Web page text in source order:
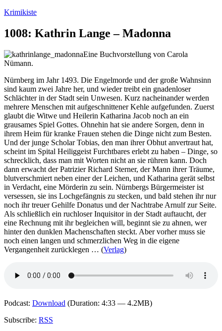
Zum
springen
Krimikiste
1008: Kathrin Lange – Madonna
Eine Buchvorstellung von Carola
Nümann.
Nürnberg im Jahr 1493. Die Engelmorde und der große Wahnsinn
sind kaum zwei Jahre her, und wieder treibt ein gnadenloser
Schlächter in der Stadt sein Unwesen. Kurz nacheinander werden
mehrere Menschen mit aufgeschnittener Kehle aufgefunden. Zuerst
glaubt die Witwe und Heilerin Katharina Jacob noch an ein
grausames Spiel Gottes. Ohnehin hat sie andere Sorgen, denn in
ihrem Heim für kranke Frauen stehen die Dinge nicht zum Besten.
Und der junge Scholar Tobias, den man ihrer Obhut anvertraut hat,
scheint im Spital Heiliggeist Furchtbares erlebt zu haben – Dinge, so
schrecklich, dass man mit Worten nicht an sie rühren kann. Doch
dann erwacht der Patrizier Richard Sterner, der Mann ihrer Träume,
blutverschmiert neben einer der Leichen, und Katharina gerät selbst
in Verdacht, eine Mörderin zu sein. Nürnbergs Bürgermeister ist
versessen, sie ins Lochgefängnis zu stecken, und bald stehen ihr nur
noch ihr treuer Gehilfe Donatus und der Nachtrabe Arnulf zur Seite.
Als schließlich ein ruchloser Inquisitor in der Stadt auftaucht, der
eine Rechnung mit ihr begleichen will, beginnt sie zu ahnen, wer
hinter den dunklen Machenschaften steckt. Aber vorher muss sie
noch einen langen und schmerzlichen Weg in die eigene
Vergangenheit zurücklegen … (Verlag)
Podcast: Download (Duration: 4:33 — 4.2MB)
Subscribe: RSS